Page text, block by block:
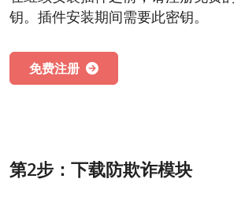
钥。插件安装期间需要此密钥。
免费注册
第2步：下载防欺诈模块